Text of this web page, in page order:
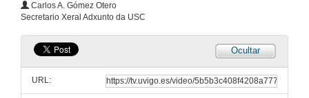
Carlos A. Gómez Otero
Secretario Xeral Adxunto da USC
Ocultar
URL: